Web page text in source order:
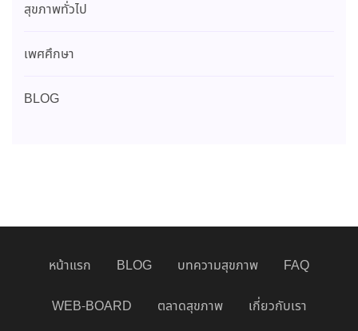
สุขภาพทั่วไป
เพศศึกษา
BLOG
หน้าแรก BLOG บทความสุขภาพ FAQ
WEB-BOARD ตลาดสุขภาพ เกี่ยวกับเรา